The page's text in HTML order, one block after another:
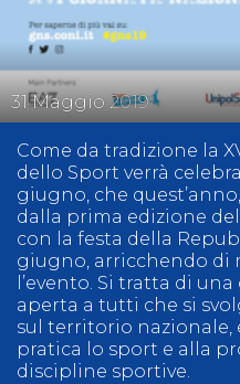
31Maggio2019
Come da tradizione la
dello Sport verrà
giugno, che
dalla prima edizione
con la festa della
giugno, arricchendo di
l’evento. Si tratta di
aperta a tutti che si
sul territorio nazionale,
pratica lo sport e alla
discipline sportive.